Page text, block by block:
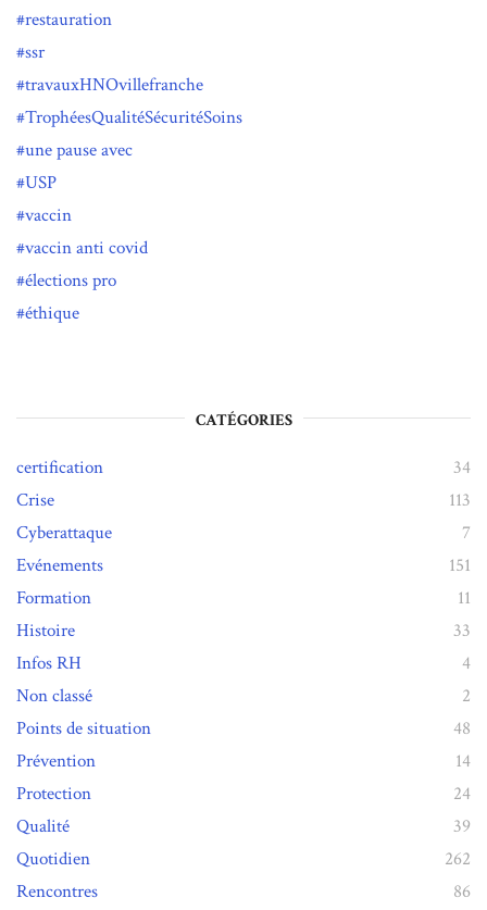
restauration
ssr
travauxHNOvillefranche
TrophéesQualitéSécuritéSoins
une pause avec
USP
vaccin
vaccin anti covid
élections pro
éthique
CATÉGORIES
certification
34
Crise
113
Cyberattaque
7
Evénements
151
Formation
11
Histoire
33
Infos RH
4
Non classé
2
Points de situation
48
Prévention
14
Protection
24
Qualité
39
Quotidien
262
Rencontres
86